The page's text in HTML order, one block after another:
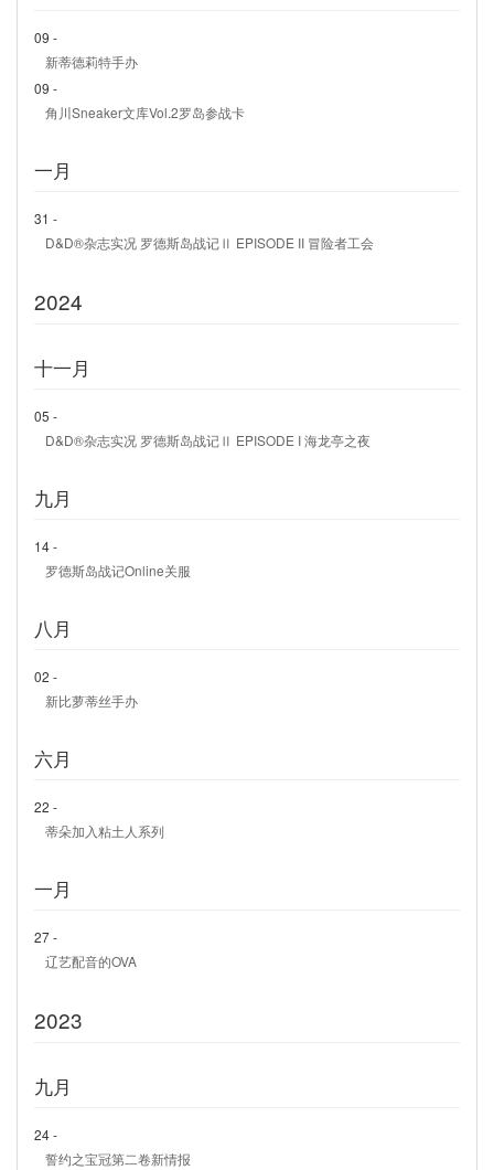
09 -
新蒂德莉特手办
09 -
角川Sneaker文库Vol.2罗岛参战卡
一月
31 -
D&D®杂志实况 罗德斯岛战记Ⅱ EPISODE II 冒险者工会
2024
十一月
05 -
D&D®杂志实况 罗德斯岛战记Ⅱ EPISODE I 海龙亭之夜
九月
14 -
罗德斯岛战记Online关服
八月
02 -
新比萝蒂丝手办
六月
22 -
蒂朵加入粘土人系列
一月
27 -
辽艺配音的OVA
2023
九月
24 -
誓约之宝冠第二卷新情报